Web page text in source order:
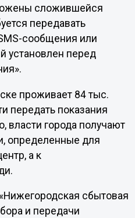
сложившейся
передавать
сообщения или
установлен перед
проживает 84 тыс.
передать показания
власти города получают
определенные для
а к
сбытовая
и передачи